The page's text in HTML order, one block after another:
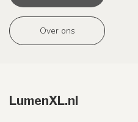
Over ons
LumenXL.nl